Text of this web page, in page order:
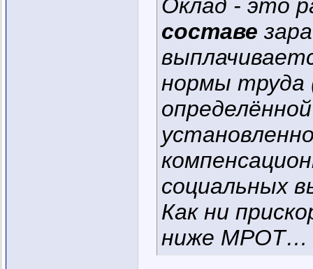
Оклад - это
составе
нормы труда
социальных
Как ни
ниже МРОТ…